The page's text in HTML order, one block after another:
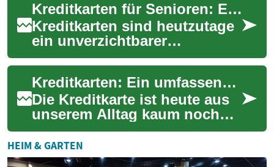
praktische Alternative...
Kreditkarten für Senioren: Ein umfassender Leitfaden
Kreditkarten sind heutzutage
ein unverzichtbarer
Bestandteil des Finanzlebens,
auch für ältere Menschen. Sie
bieten F...
Kreditkarten: Ein umfassender Leitfaden für moderne Zahlungsmethoden
Die Kreditkarte ist heute aus
unserem Alltag kaum noch
wegzudenken. Als
praktisches Zahlungsmittel
ermöglicht sie nic...
HEIM & GARTEN